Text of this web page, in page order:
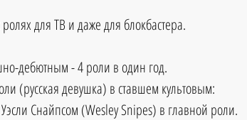
для ТВ и даже для блокбастера.
дебютным - 4 роли в один год.
(русская девушка) в ставшем культовым:
Снайпсом (Wesley Snipes) в главной роли.